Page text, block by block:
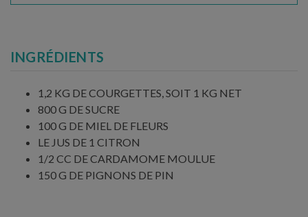
INGRÉDIENTS
1,2 KG DE COURGETTES, SOIT 1 KG NET
800 G DE SUCRE
100 G DE MIEL DE FLEURS
LE JUS DE 1 CITRON
1/2 CC DE CARDAMOME MOULUE
150 G DE PIGNONS DE PIN